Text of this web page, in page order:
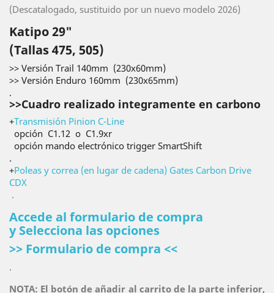
(Descatalogado, sustituido por un nuevo modelo 2026)
Katipo 29"
(Tallas 475, 505)
>> Versión Trail 140mm (230x60mm)
>> Versión Enduro 160mm (230x65mm)
.
>>Cuadro realizado integramente en carbono
+Transmisión Pinion C-Line
opción C1.12 o C1.9xr
opción mando electrónico trigger SmartShift
.
+Poleas y correa (en lugar de cadena) Gates Carbon Drive
CDX
.
Accede al formulario de compra
ySelecciona las opciones
>> Formulario de compra <<
.
NOTA: El botón de añadir al carrito de la parte inferior,